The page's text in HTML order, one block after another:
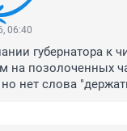
06:40
губернатора к
на позолоченных
нет слова